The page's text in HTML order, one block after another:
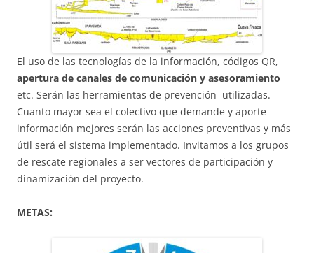
El uso de las tecnologías de la información, códigos QR,
apertura de canales de comunicación y asesoramiento
etc. Serán las herramientas de prevención utilizadas.
Cuanto mayor sea el colectivo que demande y aporte
información mejores serán las acciones preventivas y más
útil será el sistema implementado. Invitamos a los grupos
de rescate regionales a ser vectores de participación y
dinamización del proyecto.
METAS: